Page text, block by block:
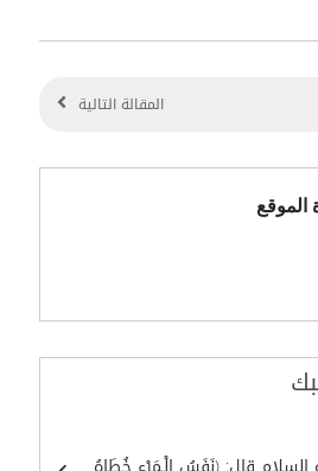
المقالة التالية
الموقع